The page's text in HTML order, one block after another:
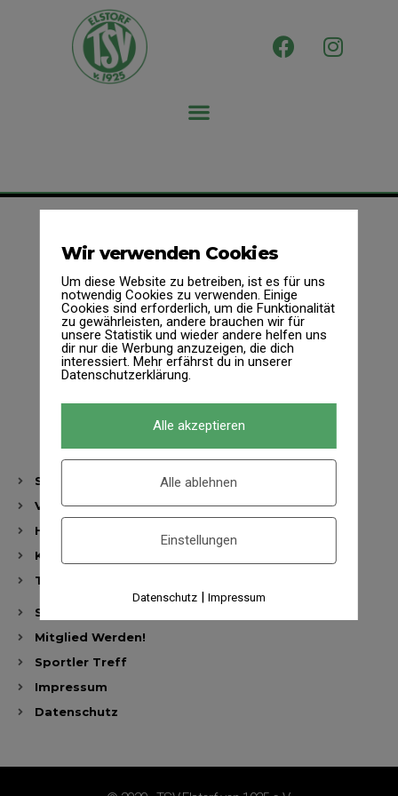
Wir sind mehr als nur ein Verein.
Sportarten
Vorstand
Historie
Kontakt
TSV Spiegel
Startseite
Mitglied Werden!
Sportler Treff
Impressum
Datenschutz
Wir verwenden Cookies
Um diese Website zu betreiben, ist es für uns
notwendig Cookies zu verwenden. Einige
Cookies sind erforderlich, um die Funktionalität
zu gewährleisten, andere brauchen wir für
unsere Statistik und wieder andere helfen uns
dir nur die Werbung anzuzeigen, die dich
interessiert. Mehr erfährst du in unserer
Datenschutzerklärung.
Alle akzeptieren
Alle ablehnen
Einstellungen
Datenschutz| Impressum